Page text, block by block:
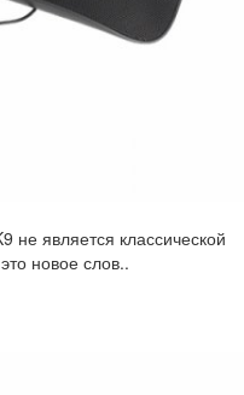
не является классической
новое слов..